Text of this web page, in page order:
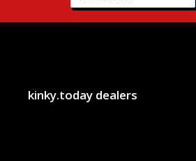
kinky.today dealers